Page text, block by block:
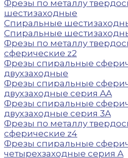
Фрезы по металлу
шестизаходные
Спиральные
Спиральные
Фрезы по металлу
сферические z2
Фрезы спиральные
двухзаходные
Фрезы спиральные
двухзаходные серия AA
Фрезы спиральные
двухзаходные серия 3A
Фрезы по металлу
сферические z4
Фрезы спиральные
четырехзаходные серия A